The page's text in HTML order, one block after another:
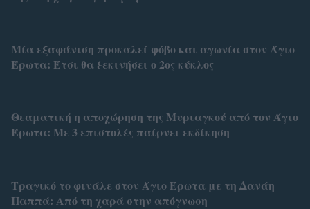
Μία εξαφάνιση προκαλεί φόβο και αγωνία στον Άγιο
Έρωτα: Έτσι θα ξεκινήσει ο 2ος κύκλος
Θεαματική η αποχώρηση της Μυριαγκού από τον Άγιο
Έρωτα: Με 3 επιστολές παίρνει εκδίκηση
Τραγικό το φινάλε στον Άγιο Έρωτα με τη Δανάη
Παππά: Από τη χαρά στην απόγνωση